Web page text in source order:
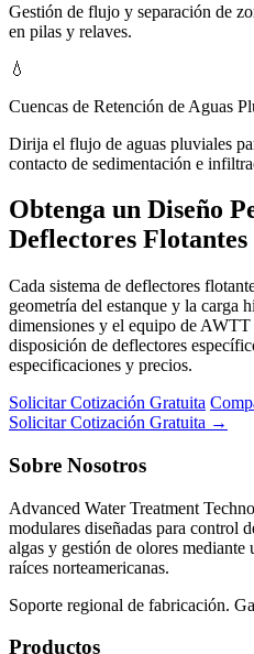
Gestión de flujo y separación de
en pilas y relaves.
💧
Cuencas de Retención de Aguas
Dirija el flujo de aguas pluviales
contacto de sedimentación e
Obtenga un Diseño
Deflectores
Cada sistema de deflectores
geometría del estanque y la carga
dimensiones y el equipo de
disposición de deflectores
especificaciones y precios.
Solicitar Cotización Gratuita
Solicitar Cotización Gratuita →
Sobre Nosotros
Advanced Water Treatment
modulares diseñadas para control
algas y gestión de olores
raíces norteamericanas.
Soporte regional de fabricación.
Productos